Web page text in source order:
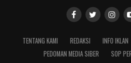
TENTANG KAMI REDAKSI INFO IKLAN
PEDOMAN MEDIA SIBER
SOP